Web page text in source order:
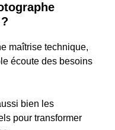
maîtrise technique,
écoute des besoins
bien les
pour transformer